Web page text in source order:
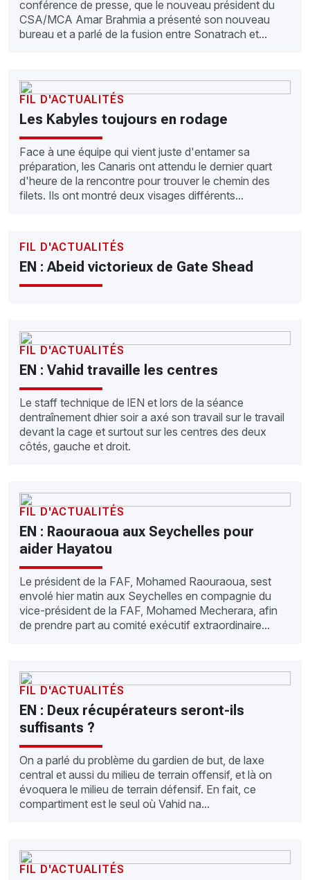
conférence de presse, que le nouveau président du
CSA/MCA Amar Brahmia a présenté son nouveau
bureau et a parlé de la fusion entre Sonatrach et...
FIL D'ACTUALITÉS
Les Kabyles toujours en rodage
Face à une équipe qui vient juste d'entamer sa
préparation, les Canaris ont attendu le dernier quart
d'heure de la rencontre pour trouver le chemin des
filets. Ils ont montré deux visages différents...
FIL D'ACTUALITÉS
EN : Abeid victorieux de Gate Shead
FIL D'ACTUALITÉS
EN : Vahid travaille les centres
Le staff technique de lEN et lors de la séance
dentraînement dhier soir a axé son travail sur le travail
devant la cage et surtout sur les centres des deux
côtés, gauche et droit.
FIL D'ACTUALITÉS
EN : Raouraoua aux Seychelles pour
aider Hayatou
Le président de la FAF, Mohamed Raouraoua, sest
envolé hier matin aux Seychelles en compagnie du
vice-président de la FAF, Mohamed Mecherara, afin
de prendre part au comité exécutif extraordinaire...
FIL D'ACTUALITÉS
EN : Deux récupérateurs seront-ils
suffisants ?
On a parlé du problème du gardien de but, de laxe
central et aussi du milieu de terrain offensif, et là on
évoquera le milieu de terrain défensif. En fait, ce
compartiment est le seul où Vahid na...
FIL D'ACTUALITÉS